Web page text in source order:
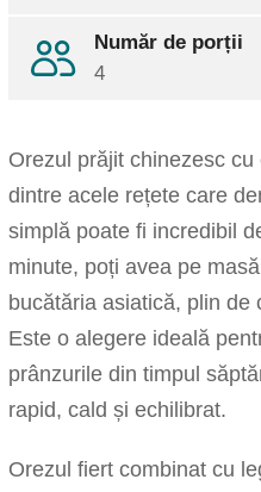
Număr de porții
4
Orezul prăjit chinezesc
dintre acele rețete care
simplă poate fi incredibil
minute, poți avea pe
bucătăria asiatică, plin de
Este o alegere ideală
prânzurile din timpul
rapid, cald și echilibrat.
Orezul fiert combinat cu